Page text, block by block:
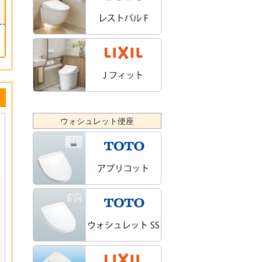
ウォシュレット便座